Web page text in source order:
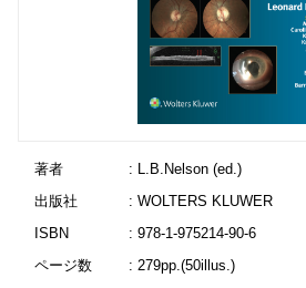
著者
: L.B.Nelson (ed.)
出版社
: WOLTERS KLUWER
ISBN
: 978-1-975214-90-6
ページ数
: 279pp.(50illus.)